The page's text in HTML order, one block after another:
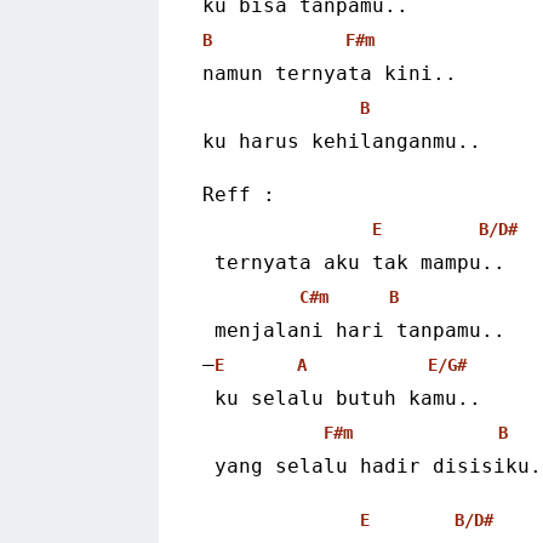
ku bisa tanpamu..
B F#m
namun ternyata kini..
B
ku harus kehilanganmu..
Reff :
E B/D#
ternyata aku tak mampu..
C#m B
menjalani hari tanpamu..
–E A E/G#
ku selalu butuh kamu..
F#m B
yang selalu hadir
E B/D#